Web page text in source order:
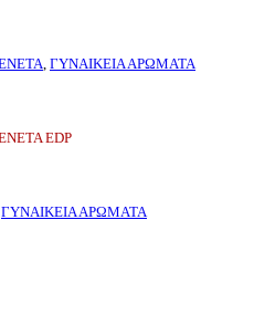
, ΓΥΝΑΙΚΕΙΑ ΑΡΩΜΑΤΑ
EDP
ΓΥΝΑΙΚΕΙΑ ΑΡΩΜΑΤΑ